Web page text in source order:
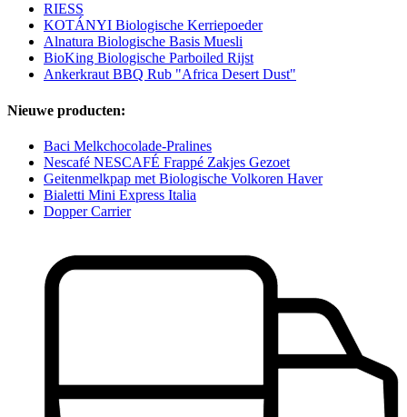
RIESS
KOTÁNYI Biologische Kerriepoeder
Alnatura Biologische Basis Muesli
BioKing Biologische Parboiled Rijst
Ankerkraut BBQ Rub "Africa Desert Dust"
Nieuwe producten:
Baci Melkchocolade-Pralines
Nescafé NESCAFÉ Frappé Zakjes Gezoet
Geitenmelkpap met Biologische Volkoren Haver
Bialetti Mini Express Italia
Dopper Carrier